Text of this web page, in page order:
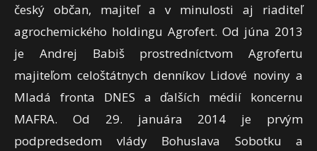
český občan, majiteľ a v minulosti aj riaditeľ
agrochemického holdingu Agrofert. Od júna 2013
je Andrej Babiš prostredníctvom Agrofertu
majiteľom celoštátnych denníkov Lidové noviny a
Mladá fronta DNES a ďalších médií koncernu
MAFRA. Od 29. januára 2014 je prvým
podpredsedom vlády Bohuslava Sobotku a